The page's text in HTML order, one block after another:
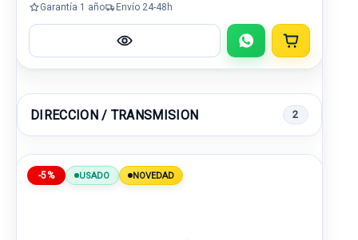
Garantía 1 año Envío 24-48h
DIRECCION / TRANSMISION 2
-5% USADO NOVEDAD